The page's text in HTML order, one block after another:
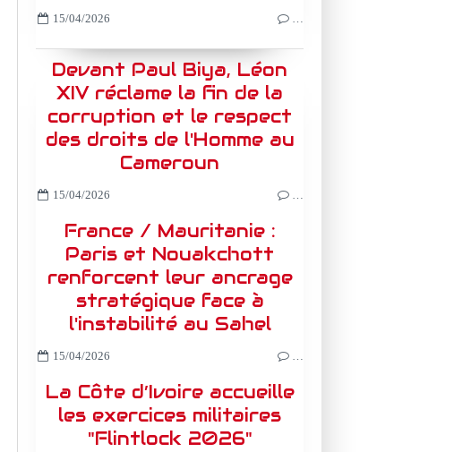
15/04/2026 …
Devant Paul Biya, Léon
XIV réclame la fin de la
corruption et le respect
des droits de l'Homme au
Cameroun
15/04/2026 …
France / Mauritanie :
Paris et Nouakchott
renforcent leur ancrage
stratégique face à
l'instabilité au Sahel
15/04/2026 …
La Côte d’Ivoire accueille
les exercices militaires
"Flintlock 2026"